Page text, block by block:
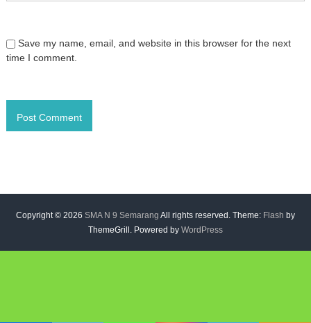
Save my name, email, and website in this browser for the next
time I comment.
Copyright © 2026 SMA N 9 Semarang All rights reserved. Theme: Flash by
ThemeGrill. Powered by WordPress